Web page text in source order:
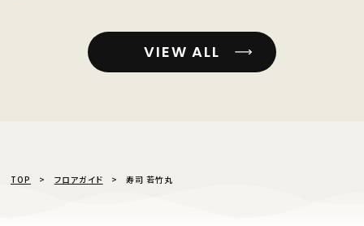
VIEW ALL
TOP フロアガイド 寿司 若竹丸